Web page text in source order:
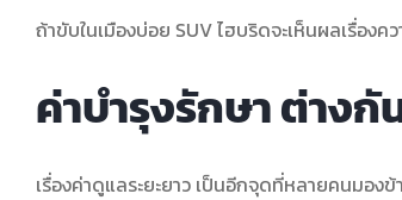
ถ้าขับในเมืองบ่อย SUV ไฮบริดจะเห็นผลเรื่อง
ค่าบำรุงรักษา ต่างกั
เรื่องค่าดูแลระยะยาว เป็นอีกจุดที่หลายคนมอง